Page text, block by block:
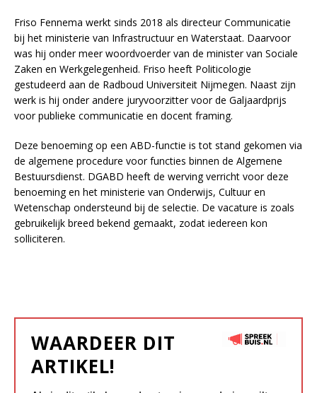
Friso Fennema werkt sinds 2018 als directeur Communicatie
bij het ministerie van Infrastructuur en Waterstaat. Daarvoor
was hij onder meer woordvoerder van de minister van Sociale
Zaken en Werkgelegenheid. Friso heeft Politicologie
gestudeerd aan de Radboud Universiteit Nijmegen. Naast zijn
werk is hij onder andere juryvoorzitter voor de Galjaardprijs
voor publieke communicatie en docent framing.
Deze benoeming op een ABD-functie is tot stand gekomen via
de algemene procedure voor functies binnen de Algemene
Bestuursdienst. DGABD heeft de werving verricht voor deze
benoeming en het ministerie van Onderwijs, Cultuur en
Wetenschap ondersteund bij de selectie. De vacature is zoals
gebruikelijk breed bekend gemaakt, zodat iedereen kon
solliciteren.
WAARDEER DIT
ARTIKEL!